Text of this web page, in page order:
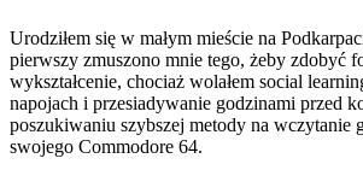
Urodziłem się w małym mieście na
pierwszy zmuszono mnie tego, żeby zdobyć
wykształcenie, chociaż wolałem social
napojach i przesiadywanie godzinami przed
poszukiwaniu szybszej metody na wczytanie
swojego Commodore 64.